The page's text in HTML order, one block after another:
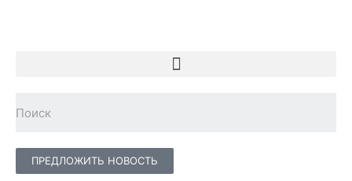
ПРЕДЛОЖИТЬ НОВОСТЬ